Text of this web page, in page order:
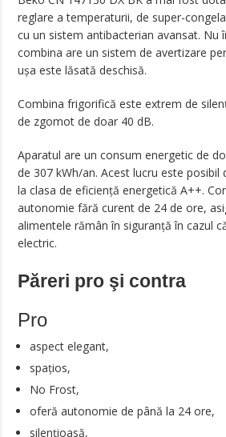
reglare a temperaturii, de super-
cu un sistem antibacterian avansat. Nu
combina are un sistem de avertizare
ușa este lăsată deschisă.
Combina frigorifică este extrem de
de zgomot de doar 40 dB.
Aparatul are un consum energetic de
de 307 kWh/an. Acest lucru este
la clasa de eficiență energetică A++.
autonomie fără curent de 24 de ore,
alimentele rămân în siguranță în cazul
electric.
Păreri pro şi contra
Pro
aspect elegant,
spațios,
No Frost,
oferă autonomie de până la 24 ore,
silențioasă,